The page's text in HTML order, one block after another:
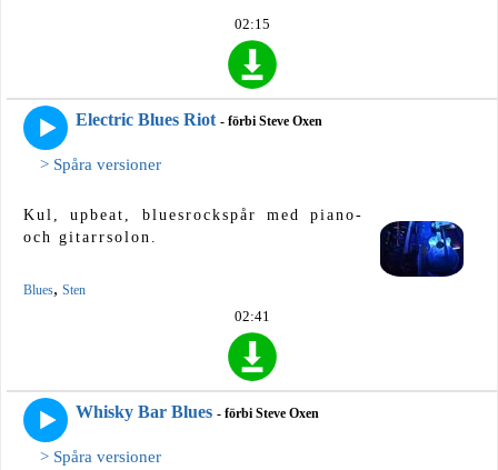
02:15
Electric Blues Riot - förbi Steve Oxen
> Spåra versioner
Kul, upbeat, bluesrockspår med piano-
och gitarrsolon.
Blues, Sten
02:41
Whisky Bar Blues - förbi Steve Oxen
> Spåra versioner